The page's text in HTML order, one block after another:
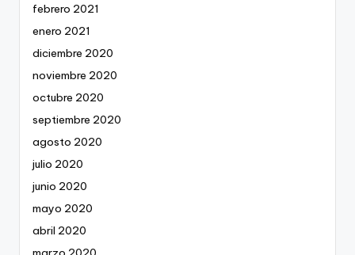
febrero 2021
enero 2021
diciembre 2020
noviembre 2020
octubre 2020
septiembre 2020
agosto 2020
julio 2020
junio 2020
mayo 2020
abril 2020